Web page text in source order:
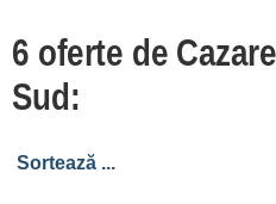
6 oferte de
Sud:
Eforie Nord
[32 oferte la 3.8 km]
[31 oferte la 9.4 km]